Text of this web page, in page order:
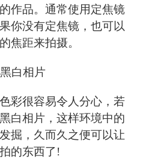
作品。通常使用定焦镜
你没有定焦镜，也可以
焦距来拍摄。
白相片
很容易令人分心，若
白相片，这样环境中的
掘，久而久之便可以让
的东西了!